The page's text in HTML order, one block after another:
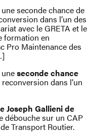
seconde chance de
dans l’un des
avec le GRETA et le
formation en
Pro Maintenance des
seconde chance
dans l’un
Joseph Gallieni de
débouche sur un CAP
Transport Routier.